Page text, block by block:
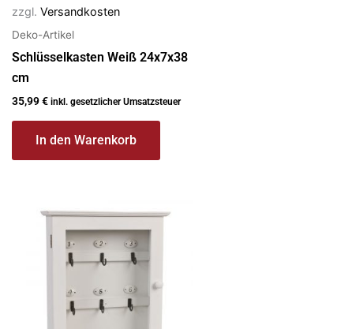
zzgl. Versandkosten
Deko-Artikel
Schlüsselkasten Weiß 24x7x38
cm
35,99€ inkl. gesetzlicher Umsatzsteuer
In den Warenkorb